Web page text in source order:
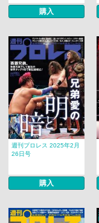
購入
週刊プロレス 2025年2月
26日号
購入